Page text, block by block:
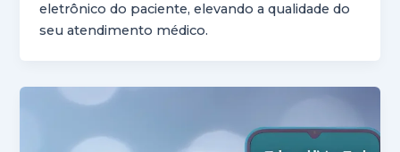
eletrônico do paciente, elevando a qualidade do
seu atendimento médico.